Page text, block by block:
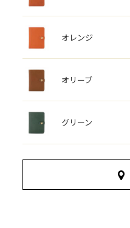
オレンジ
オリーブ
グリーン